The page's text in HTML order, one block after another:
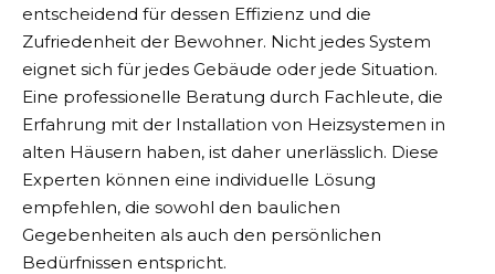
entscheidend für dessen Effizienz und die
Zufriedenheit der Bewohner. Nicht jedes System
eignet sich für jedes Gebäude oder jede Situation.
Eine professionelle Beratung durch Fachleute, die
Erfahrung mit der Installation von Heizsystemen in
alten Häusern haben, ist daher unerlässlich. Diese
Experten können eine individuelle Lösung
empfehlen, die sowohl den baulichen
Gegebenheiten als auch den persönlichen
Bedürfnissen entspricht.